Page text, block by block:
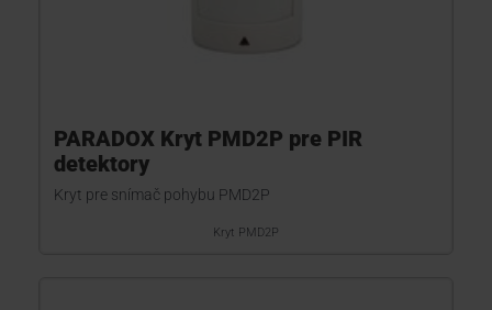
PARADOX Kryt PMD2P pre PIR
detektory
Kryt pre snímač pohybu PMD2P
Kryt PMD2P